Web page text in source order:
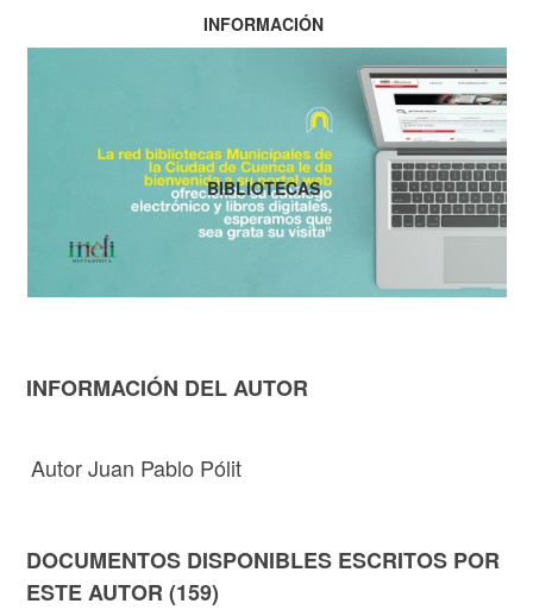
INFORMACIÓN DEL AUTOR
Autor Juan Pablo Pólit
DOCUMENTOS DISPONIBLES ESCRITOS POR
ESTE AUTOR (159)
INFORMACIÓN
BIBLIOTECAS